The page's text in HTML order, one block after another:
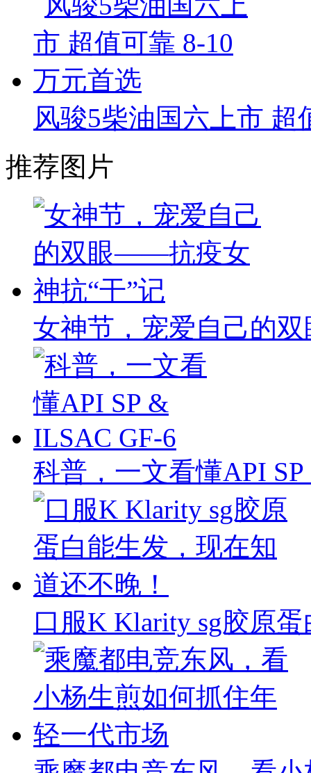
风骏5柴油国六上市 超
推荐图片
女神节，宠爱自己的
科普，一文看懂API
口服K Klarity sg胶原